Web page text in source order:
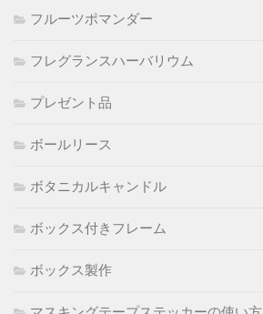
フルーツポマンダー
フレグランスハーバリウム
プレゼント品
ボールリース
ボタニカルキャンドル
ボックス付きフレーム
ボックス製作